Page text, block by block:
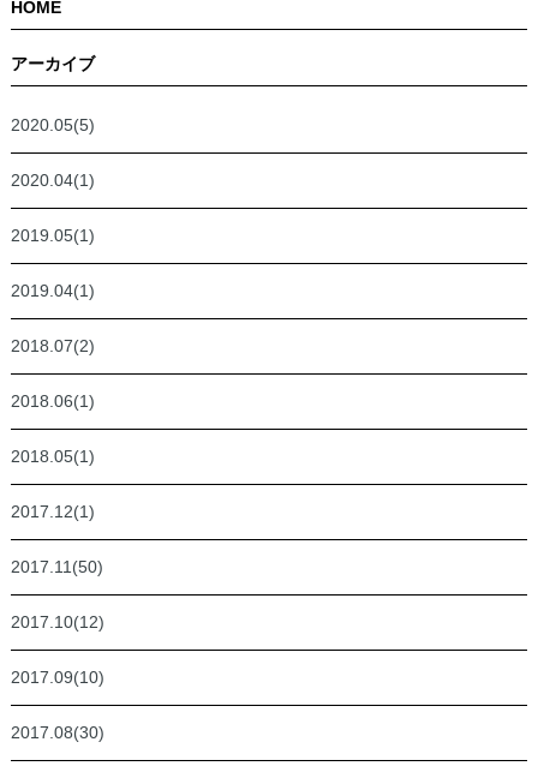
HOME
アーカイブ
2020.05(5)
2020.04(1)
2019.05(1)
2019.04(1)
2018.07(2)
2018.06(1)
2018.05(1)
2017.12(1)
2017.11(50)
2017.10(12)
2017.09(10)
2017.08(30)